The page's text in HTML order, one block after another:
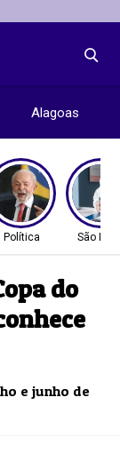
Alagoas
Política São
do
e junho de